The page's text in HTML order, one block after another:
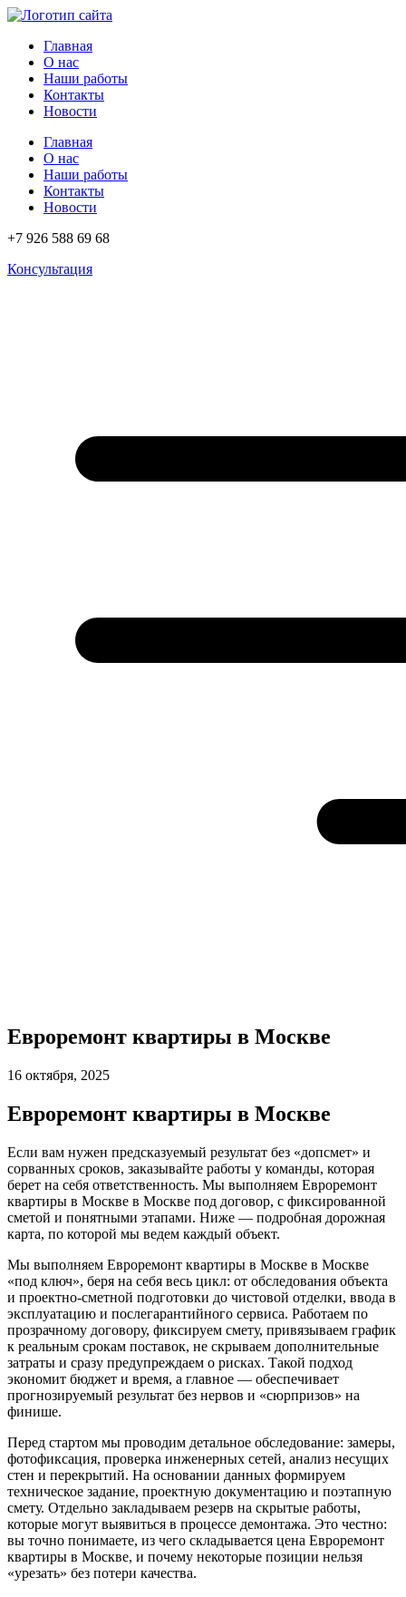
Перейти
содержимому
Главная
О нас
Наши работы
Контакты
Новости
Главная
О нас
Наши работы
Контакты
Новости
+7 926 588 69 68
Консультация
Евроремонт квартиры в Москве
16 октября, 2025
Евроремонт квартиры в Москве
Если вам нужен предсказуемый результат без «допсмет» и
сорванных сроков, заказывайте работы у команды, которая
берет на себя ответственность. Мы выполняем Евроремонт
квартиры в Москве в Москве под договор, с фиксированной
сметой и понятными этапами. Ниже — подробная дорожная
карта, по которой мы ведем каждый объект.
Мы выполняем Евроремонт квартиры в Москве в Москве
«под ключ», беря на себя весь цикл: от обследования объекта
и проектно‑сметной подготовки до чистовой отделки, ввода в
эксплуатацию и послегарантийного сервиса. Работаем по
прозрачному договору, фиксируем смету, привязываем график
к реальным срокам поставок, не скрываем дополнительные
затраты и сразу предупреждаем о рисках. Такой подход
экономит бюджет и время, а главное — обеспечивает
прогнозируемый результат без нервов и «сюрпризов» на
финише.
Перед стартом мы проводим детальное обследование: замеры,
фотофиксация, проверка инженерных сетей, анализ несущих
стен и перекрытий. На основании данных формируем
техническое задание, проектную документацию и поэтапную
смету. Отдельно закладываем резерв на скрытые работы,
которые могут выявиться в процессе демонтажа. Это честно:
вы точно понимаете, из чего складывается цена Евроремонт
квартиры в Москве, и почему некоторые позиции нельзя
«урезать» без потери качества.